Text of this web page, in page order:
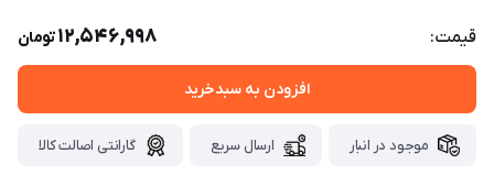
قیمت: 12,546,998تومان
افزودن به سبدخرید
موجود در انبار ارسال سریع گارانتی اصالت کالا